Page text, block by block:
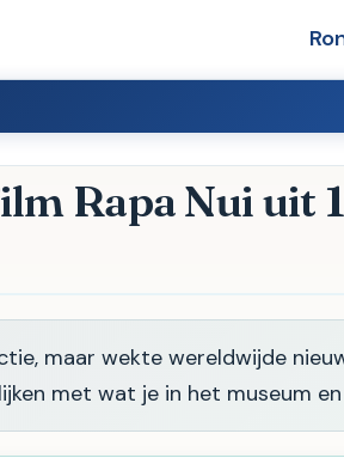
Rapa Nui uit
maar wekte wereldwijde
met wat je in het museum